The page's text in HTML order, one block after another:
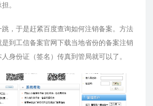
。
，于是赶紧百度查询如何注销备案。方法
到工信备案官网下载当地省份的备案注销
身份证（签名）传真到管局就可以了。